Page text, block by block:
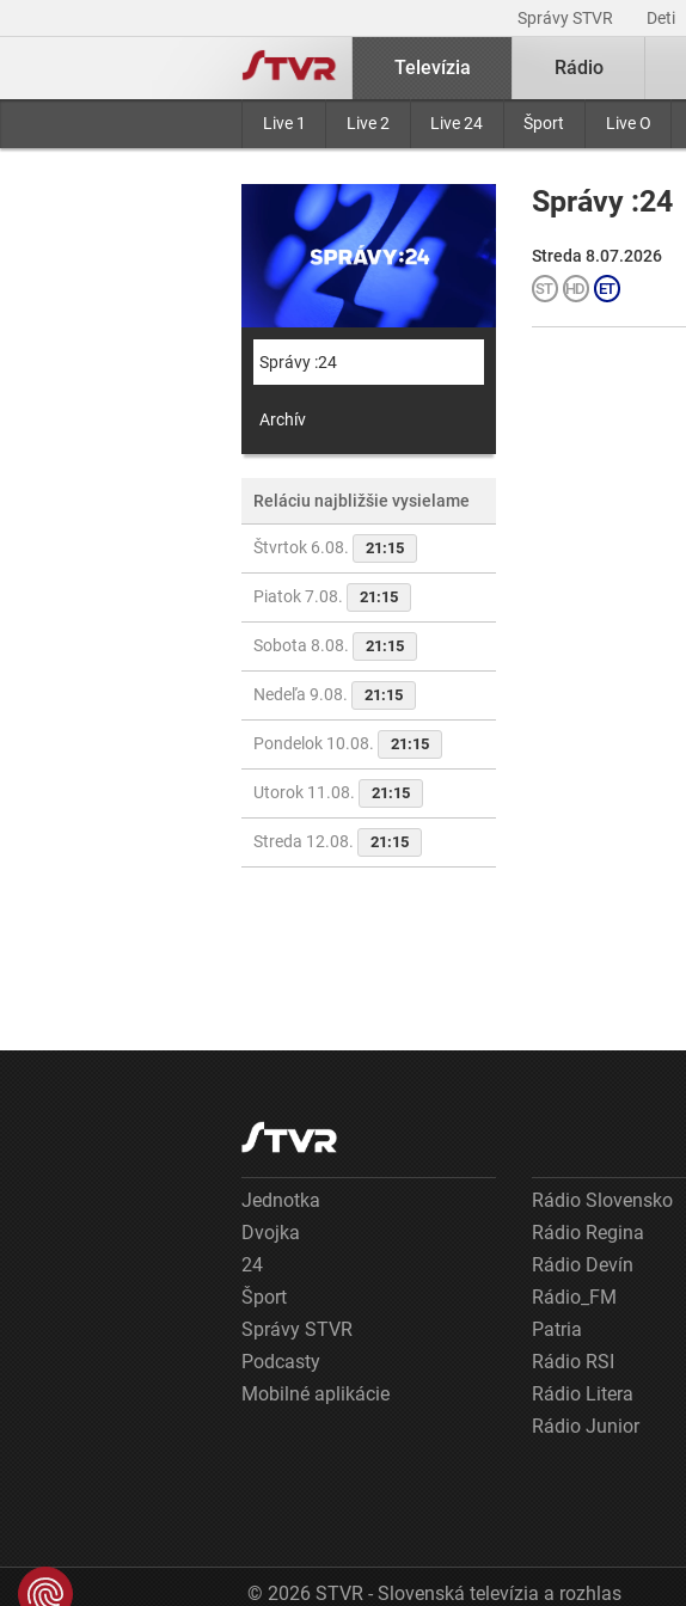
Správy STVR Deti
Televízia
Live 1 Live 2 Live 24 Šport Live O
Rádio
Správy :24
Archív
Reláciu najbližšie vysielame
Štvrtok 6.08. 21:15
Piatok 7.08. 21:15
Sobota 8.08. 21:15
Nedeľa 9.08. 21:15
Pondelok 10.08. 21:15
Utorok 11.08. 21:15
Streda 12.08. 21:15
Správy :24
Streda 8.07.2026
Jednotka
Dvojka
24
Šport
Správy STVR
Podcasty
Mobilné aplikácie
Rádio Slovensko
Rádio Regina
Rádio Devín
Rádio_FM
Patria
Rádio RSI
Rádio Litera
Rádio Junior
© 2026 STVR - Slovenská televízia a rozhlas